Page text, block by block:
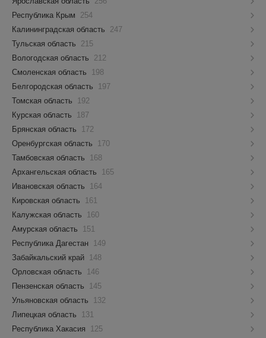
Республика Крым
254
Калининградская область
247
Тульская область
215
Вологодская область
212
Смоленская область
198
Белгородская область
197
Томская область
192
Курская область
187
Брянская область
172
Оренбургская область
170
Тамбовская область
168
Архангельская область
165
Ивановская область
164
Кировская область
161
Калужская область
160
Амурская область
151
Республика Дагестан 149
Забайкальский край 148
Орловская область
146
Пензенская область
145
Ульяновская область
132
Липецкая область
131
Республика Хакасия
125